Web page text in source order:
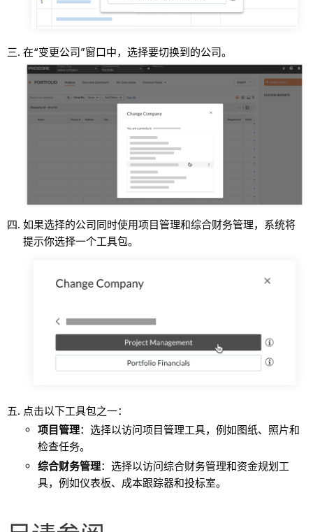
在“变更公司”窗口中，选择要切换到的公司。
如果选择的公司同时使用项目管理和综合财务管理，系统将
提示你选择一个工具包。
点击以下工具包之一：
项目管理：选择以访问项目管理工具，例如图纸、照片和
检查任务。
综合财务管理：选择以访问综合财务管理和资金规划工
具，例如仪表板、成本跟踪器和投标室。